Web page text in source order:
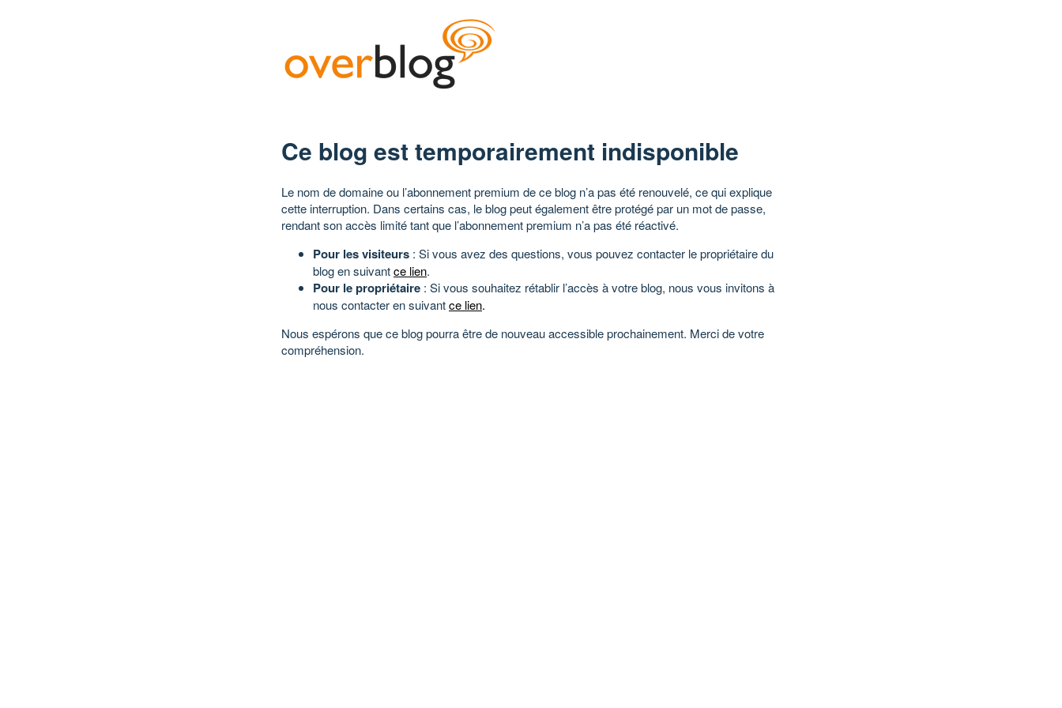
Ce blog est temporairement indisponible
Le nom de domaine ou l’abonnement premium de ce blog n’a pas été renouvelé, ce qui explique
cette interruption. Dans certains cas, le blog peut également être protégé par un mot de passe,
rendant son accès limité tant que l’abonnement premium n’a pas été réactivé.
Pour les visiteurs : Si vous avez des questions, vous pouvez contacter le propriétaire du
blog en suivantce lien.
Pour le propriétaire : Si vous souhaitez rétablir l’accès à votre blog, nous vous invitons à
nous contacter en suivantce lien.
Nous espérons que ce blog pourra être de nouveau accessible prochainement. Merci de votre
compréhension.